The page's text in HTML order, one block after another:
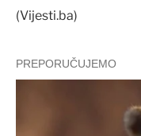
(Vijesti.ba)